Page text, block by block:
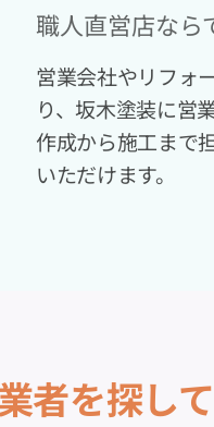
職人直営店なら
営業会社やリフォ
り、坂木塗装に営
作成から施工まで
いただけます。
者を探して